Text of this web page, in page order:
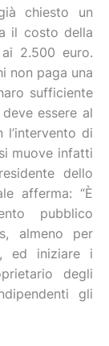
chiesto un
il costo della
2.500 euro.
non paga una
sufficiente
essere al
di
muove infatti
dello
afferma: “È
pubblico
almeno per
ed iniziare i
degli
gli